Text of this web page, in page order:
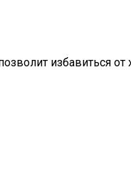
избавиться